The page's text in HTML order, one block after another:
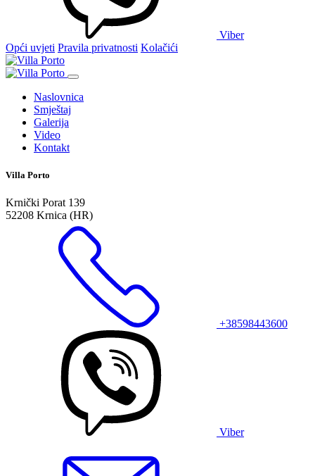
Viber
Opći uvjeti Pravila privatnosti Kolačići
Naslovnica
Smještaj
Galerija
Video
Kontakt
Villa Porto
Krnički Porat 139
52208 Krnica (HR)
+38598443600
Viber